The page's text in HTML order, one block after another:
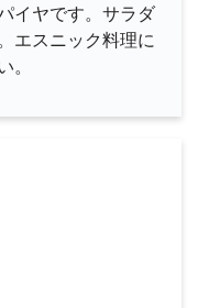
イヤです。サラダ
エスニック料理に
。